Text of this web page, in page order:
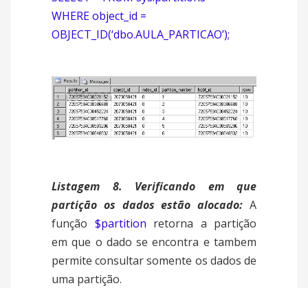
WHERE object_id =
OBJECT_ID(‘dbo.AULA_PARTICAO’);
Listagem 8. Verificando em que
partição os dados estão alocado: A
função $partition retorna a partição
em que o dado se encontra e tambem
permite consultar somente os dados de
uma partição.